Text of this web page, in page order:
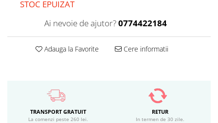
STOC EPUIZAT
Ai nevoie de ajutor?0774422184
Adauga la Favorite Cere informatii
TRANSPORT GRATUIT
La comenzi peste 260 lei.
RETUR
In termen de 30 zile.